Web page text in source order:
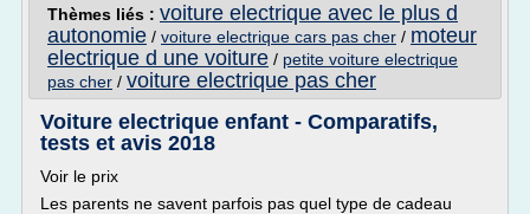
Thèmes liés : voiture electrique avec le plus d
autonomie / voiture electrique cars pas cher / moteur
electrique d une voiture / petite voiture electrique
pas cher / voiture electrique pas cher
Voiture electrique enfant - Comparatifs,
tests et avis 2018
Voir le prix
Les parents ne savent parfois pas quel type de cadeau